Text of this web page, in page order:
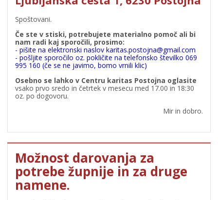
Spoštovani.
Če ste v stiski, potrebujete materialno pomoč ali bi
nam radi kaj sporočili, prosimo:
- pišite na elektronski naslov karitas.postojna@gmail.com
- pošljite sporočilo oz. pokličite na telefonsko številko 069
995 160 (če se ne javimo, bomo vrnili klic)
Osebno se lahko v Centru karitas Postojna oglasite
vsako prvo sredo in četrtek v mesecu med 17.00 in 18:30
oz. po dogovoru.
Mir in dobro.
Možnost darovanja za
potrebe župnije in za druge
namene.